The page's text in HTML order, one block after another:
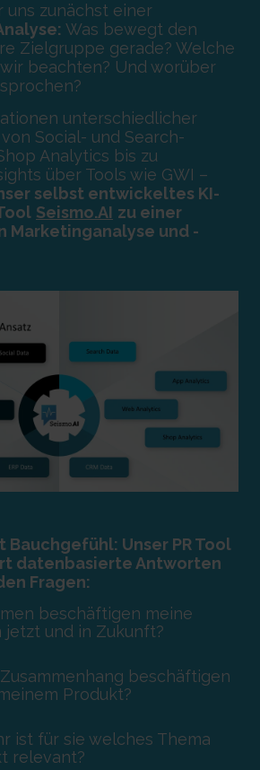
uns zunächst einer
Was bewegt den
Zielgruppe gerade? Welche
beachten? Und worüber
unterschiedlicher
Social- und Search-
Analytics bis zu
über Tools wie GWI –
selbst entwickeltes KI-
Seismo.AI zu einer
Marketinganalyse und -
Bauchgefühl: Unser PR Tool
datenbasierte Antworten
Fragen:
beschäftigen meine
und in Zukunft?
beschäftigen
Produkt?
ist für sie welches Thema
relevant?